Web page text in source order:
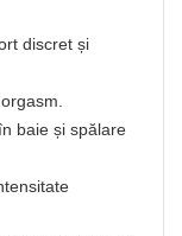
discret și
baie și spălare